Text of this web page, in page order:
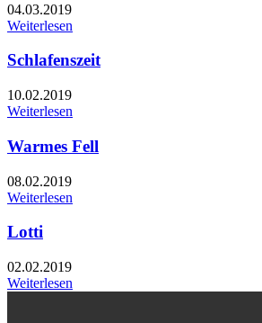
04.03.2019
Weiterlesen
Schlafenszeit
10.02.2019
Weiterlesen
Warmes Fell
08.02.2019
Weiterlesen
Lotti
02.02.2019
Weiterlesen